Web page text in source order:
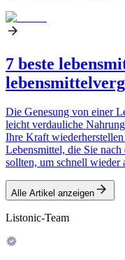
7 beste
Die Genesung von einer
leicht verdauliche
Ihre Kraft
Lebensmittel, die Sie
sollten, um schnell wieder
Alle Artikel anzeigen
Listonic-Team